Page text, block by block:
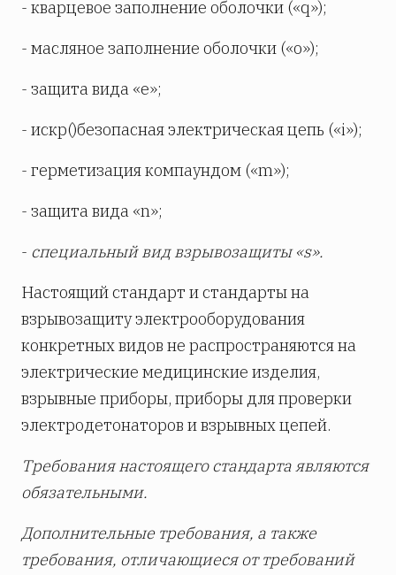
- кварцевое заполнение оболочки («q»);
- масляное заполнение оболочки («о»);
- защита вида «е»;
- искр()безопасная электрическая цепь («i»);
- герметизация компаундом («m»);
- защита вида «n»;
- специальный вид взрывозащиты «s».
Настоящий стандарт и стандарты на
взрывозащиту электрооборудования
конкретных видов не распространяются на
электрические медицинские изделия,
взрывные приборы, приборы для проверки
электродетонаторов и взрывных цепей.
Требования настоящего стандарта являются
обязательными.
Дополнительные требования, а также
требования, отличающиеся от требований